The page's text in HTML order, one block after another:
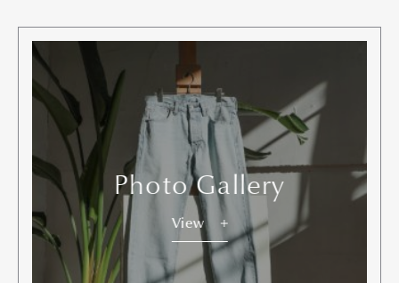
Photo Gallery
View